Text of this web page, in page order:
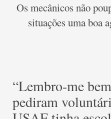
Os mecânicos não
situações uma boa
“Lembro-me
pediram